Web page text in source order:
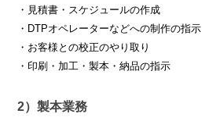
・見積書・スケジュールの作成
・DTPオペレーターなどへの制作の指示
・お客様との校正のやり取り
・印刷・加工・製本・納品の指示
2）製本業務